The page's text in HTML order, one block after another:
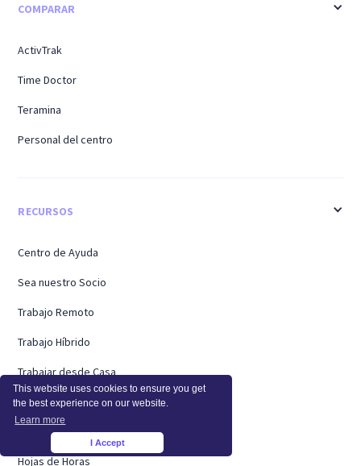
This website uses cookies to ensure you get
the best experience on our website.
Learn more
I Accept
COMPARAR
ActivTrak
Time Doctor
Teramina
Personal del centro
RECURSOS
Centro de Ayuda
Sea nuestro Socio
Trabajo Remoto
Trabajo Híbrido
Trabajar desde Casa
Regreso a la oficina
Casos de Éxito
Hojas de Horas